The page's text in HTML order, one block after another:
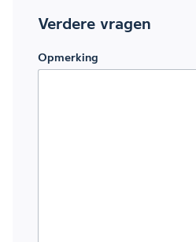
Verdere vragen
Opmerking